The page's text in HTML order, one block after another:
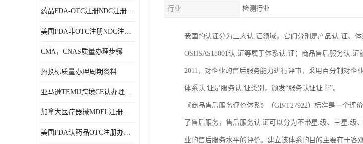
商标专利办理
药品FDA-OTC注册NDC注册办理资料
美国FDA非OTC注册NDC注册办理流程
CMA，CNAS质量办理步骤
招投标质量办理周期资料
亚马逊TEMU跨境CE认办理流程周期
加拿大医疗器械MDEL注册办理资料周期
美国FDA认药品OTC注册办理周期时间
行业 检测行业
我国的认证分为三大认.证领域，它们分别是产品认.证、体
OSHSAS18001认.证等属于体系认.证；商品售后服务认.
2011，对企业的售后服务能力进行评审，采用百分制对企
体系认.证是服务认.证类别，颁发“服务认证证书”。
《商品售后服务评价体系》（GB/T27922）标准是一个
了售后服务，售后服务认.证可以分为不带星.级、三星.
业的售后服务水平的评价。建立该体系的目的主要在于